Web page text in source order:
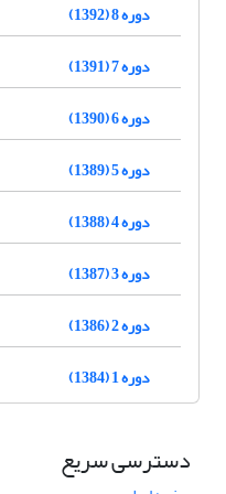
دوره 8 (1392)
دوره 7 (1391)
دوره 6 (1390)
دوره 5 (1389)
دوره 4 (1388)
دوره 3 (1387)
دوره 2 (1386)
دوره 1 (1384)
دسترسی سریع